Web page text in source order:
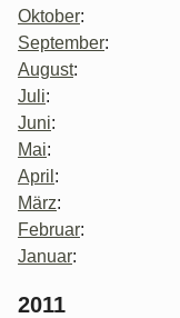
Oktober:
September:
August:
Juli:
Juni:
Mai:
April :
März:
Februar:
Januar:
2011